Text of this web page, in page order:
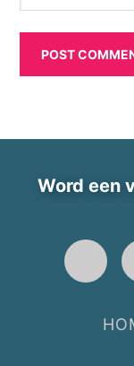
Word een